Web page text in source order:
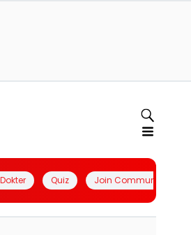
Quiz Join Community